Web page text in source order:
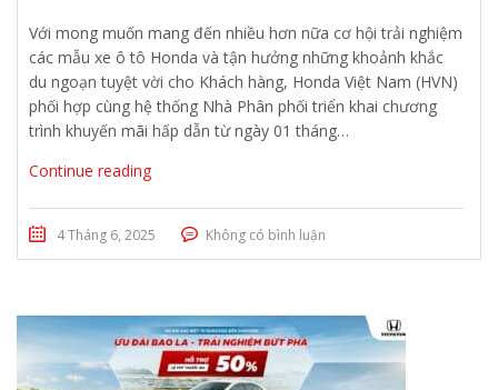
Với mong muốn mang đến nhiều hơn nữa cơ hội trải nghiệm
các mẫu xe ô tô Honda và tận hưởng những khoảnh khắc
du ngoạn tuyệt vời cho Khách hàng, Honda Việt Nam (HVN)
phối hợp cùng hệ thống Nhà Phân phối triển khai chương
trình khuyến mãi hấp dẫn từ ngày 01 tháng…
Continue reading
4 Tháng 6, 2025 Không có bình luận